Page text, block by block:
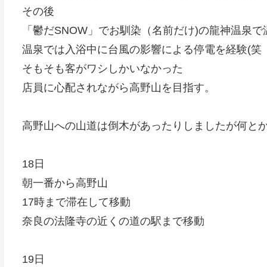
その後
「鬱だSNOW」でお馴染（名前だけ)の龍神温泉で
温泉では入浴中に台風の影響による停電を経験(笑
そもそも客がワシしかいなかった
店員に心配されながら高野山を目指す。
高野山への山道は倒木があったりしましたが何と
18日
朝一番から高野山
17時まで滞在して移動
奈良の法隆寺の近くの道の駅まで移動
19日